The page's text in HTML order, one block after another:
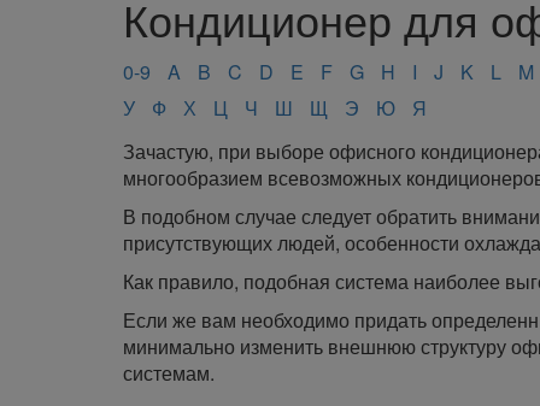
Кондиционер для
0-9 A B C D E F G H I J K L
M
У
Ф Х Ц Ч Ш Щ Э Ю
Я
Зачастую, при выборе офисного
многообразием всевозможных
В подобном случае следует обратить
присутствующих людей, особенности
Как правило, подобная система наиболее
Если же вам необходимо придать
минимально изменить внешнюю структуру
системам.